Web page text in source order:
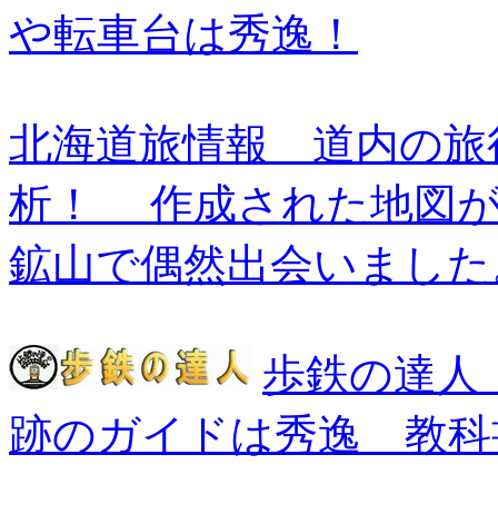
や転車台は秀逸！
北海道旅情報 道内の旅
析！ 作成された地図
鉱山で偶然出会いまし
歩鉄の達
跡のガイドは秀逸 教